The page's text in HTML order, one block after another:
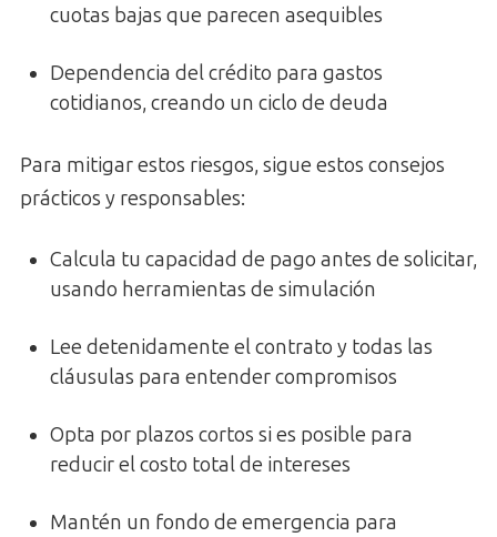
cuotas bajas que parecen asequibles
Dependencia del crédito para gastos
cotidianos, creando un ciclo de deuda
Para mitigar estos riesgos, sigue estos consejos
prácticos y responsables:
Calcula tu capacidad de pago antes de solicitar,
usando herramientas de simulación
Lee detenidamente el contrato y todas las
cláusulas para entender compromisos
Opta por plazos cortos si es posible para
reducir el costo total de intereses
Mantén un fondo de emergencia para